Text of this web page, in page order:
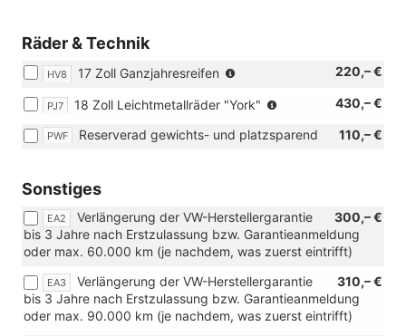
Räder & Technik
HV8 220,– €
17 Zoll Ganzjahresreifen
R17)
PJ7 430,– €
18 Zoll Leichtmetallräder "York"
(Bereifung
R18)
PWF 110,– €
Reserverad gewichts- und platzsparend
Sonstiges
EA2 300,– €
Verlängerung der VW-Herstellergarantie
bis 3 Jahre nach Erstzulassung bzw. Garantieanmeldung
oder max. 60.000 km (je nachdem, was zuerst eintrifft)
EA3 310,– €
Verlängerung der VW-Herstellergarantie
bis 3 Jahre nach Erstzulassung bzw. Garantieanmeldung
oder max. 90.000 km (je nachdem, was zuerst eintrifft)